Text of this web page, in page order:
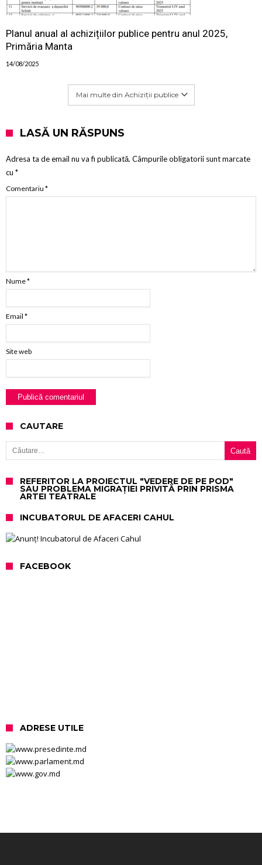
Planul anual al achizițiilor publice pentru anul 2025,
Primăria Manta
14/08/2025
Mai multe din Achiziții publice
LASĂ UN RĂSPUNS
Adresa ta de email nu va fi publicată. Câmpurile obligatorii sunt marcate
cu *
Comentariu *
Nume*
Email *
Site web
CAUTARE
Caută după:
REFERITOR LA PROIECTUL "VEDERE DE PE POD"
SAU PROBLEMA MIGRAȚIEI PRIVITĂ PRIN PRISMA
ARTEI TEATRALE
INCUBATORUL DE AFACERI CAHUL
FACEBOOK
ADRESE UTILE